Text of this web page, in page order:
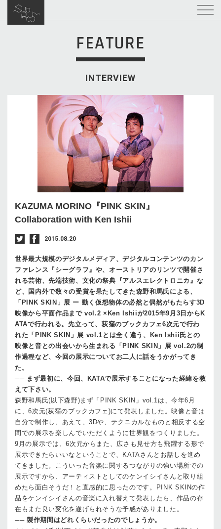
FEATURE
INTERVIEW
KAZUMA MORINO『PINK SKIN』
Collaboration with Ken Ishii
2015.08.20
世界最大規模のデジタルメディア、デジタルコンテンツのカン
ファレンス『シーグラフ』や、オーストリアのリンツで開催さ
れる芸術、先端技術、文化の祭典『アルスエレクトロニカ』な
ど、国内外で数々の受賞を果たしてきた森野和馬氏による、
「PINK SKIN」展 ー 動く仮想物体の必然と偶然がもたらす3D
映像から平面作品まで vol.2 ×Ken Ishiiが2015年9月3日からK
ATAで行われる。先立って、荻窪のブックカフェ6次元で行わ
れた「PINK SKIN」展 vol.1とは全く違う、Ken Ishii氏との
映像と音との出会いから生まれる「PINK SKIN」展 vol.2の制
作過程など、今回の展示についてお二人に話をうかがってき
た。
── まず最初に、今回、KATAで展示することになった経緯を教
えて下さい。
森野和馬氏(以下­森野)まず「PINK SKIN」vol.1は、今年6月
に、6次元(荻窪のブックカフェ)にて発表しました。映像と音は
自分で制作し、あえて、3Dや、テクニカルなものと相反する空
間での展示を楽しんでいただくように世界観をつくりました。
9月の展示では、6次元からまた、広さも見せ方も飛躍する形で
展示できたらいいなということで、KATAさんとお話しを進め
てきました。こういった音楽に関するつながりの強い場所での
展示ですから、アーティストとしてのケンイシイさんと取り組
めたら面白そうだ！と直感的に思ったのです。PINK SKINの作
品をケンイシイさんの音楽に入れ替えて発表したら、作品の存
在もまた良い変化を遂げられそうな予感がありました。
── 製作期間はどれくらいだったのでしょうか。